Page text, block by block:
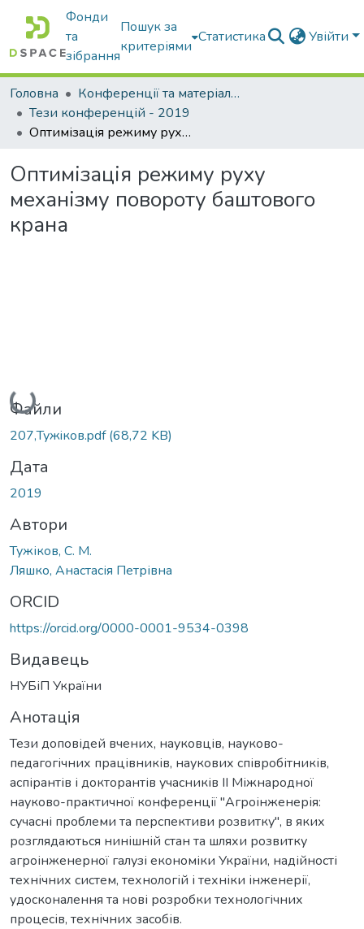
Фонди
та
зібрання
Пошук за
критеріями
Статистика Увійти
Головна
Конференції та матеріали конференцій
Тези конференцій - 2019
Оптимізація режиму руху механізму повороту баштового крана
Оптимізація режиму руху
механізму повороту баштового
крана
Вантажиться...
Файли
207,Тужiков.pdf(68,72 KB)
Дата
2019
Автори
Тужіков, С. М.
Ляшко, Анастасія Петрівна
ORCID
https://orcid.org/0000-0001-9534-0398
Видавець
НУБіП України
Анотація
Тези доповідей вчених, науковців, науково-
педагогічних працівників, наукових співробітників,
аспірантів і докторантів учасників ІІ Міжнародної
науково-практичної конференції "Агроінженерія:
сучасні проблеми та перспективи розвитку", в яких
розглядаються нинішній стан та шляхи розвитку
агроінженерної галузі економіки України, надійності
технічних систем, технологій і техніки інженерії,
удосконалення та нові розробки технологічних
процесів, технічних засобів.